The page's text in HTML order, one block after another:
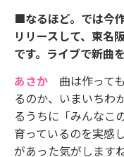
■なるほど。では今
リリースして、東名
です。ライブで新曲
あさか 曲は作って
るのか、いまいちわ
るうちに「みんなこ
育っているのを実感
があった気がしますね